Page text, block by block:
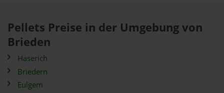
Pellets Preise in der Umgebung von
Brieden
Haserich
Briedern
Eulgem